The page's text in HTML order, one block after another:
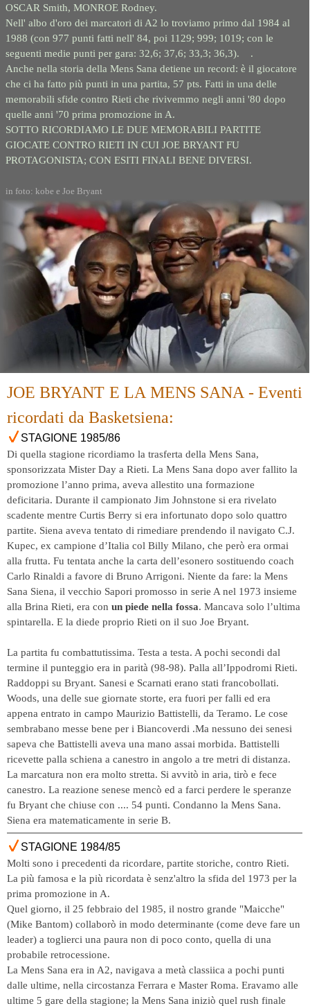
OSCAR Smith, MONROE Rodney.
Nell' albo d'oro dei marcatori di A2 lo troviamo primo dal 1984 al
1988 (con 977 punti fatti nell' 84, poi 1129; 999; 1019; con le
seguenti medie punti per gara: 32,6; 37,6; 33,3; 36,3). .
Anche nella storia della Mens Sana detiene un record: è il giocatore
che ci ha fatto più punti in una partita, 57 pts. Fatti in una delle
memorabili sfide contro Rieti che rivivemmo negli anni '80 dopo
quelle anni '70 prima promozione in A.
SOTTO RICORDIAMO LE DUE MEMORABILI PARTITE
GIOCATE CONTRO RIETI IN CUI JOE BRYANT FU
PROTAGONISTA; CON ESITI FINALI BENE DIVERSI.
in foto: kobe e Joe Bryant
JOE BRYANT E LA MENS SANA - Eventi
ricordati da Basketsiena:
STAGIONE 1985/86
Di quella stagione ricordiamo la trasferta della Mens Sana,
sponsorizzata Mister Day a Rieti. La Mens Sana dopo aver fallito la
promozione l’anno prima, aveva allestito una formazione
deficitaria. Durante il campionato Jim Johnstone si era rivelato
scadente mentre Curtis Berry si era infortunato dopo solo quattro
partite. Siena aveva tentato di rimediare prendendo il navigato C.J.
Kupec, ex campione d’Italia col Billy Milano, che però era ormai
alla frutta. Fu tentata anche la carta dell’esonero sostituendo coach
Carlo Rinaldi a favore di Bruno Arrigoni. Niente da fare: la Mens
Sana Siena, il vecchio Sapori promosso in serie A nel 1973 insieme
alla Brina Rieti, era con un piede nella fossa. Mancava solo l’ultima
spintarella. E la diede proprio Rieti on il suo Joe Bryant.
La partita fu combattutissima. Testa a testa. A pochi secondi dal
termine il punteggio era in parità (98-98). Palla all’Ippodromi Rieti.
Raddoppi su Bryant. Sanesi e Scarnati erano stati francobollati.
Woods, una delle sue giornate storte, era fuori per falli ed era
appena entrato in campo Maurizio Battistelli, da Teramo. Le cose
sembrabano messe bene per i Biancoverdi .Ma nessuno dei senesi
sapeva che Battistelli aveva una mano assai morbida. Battistelli
ricevette palla schiena a canestro in angolo a tre metri di distanza.
La marcatura non era molto stretta. Si avvitò in aria, tirò e fece
canestro. La reazione senese mencò ed a farci perdere le speranze
fu Bryant che chiuse con .... 54 punti. Condanno la Mens Sana.
Siena era matematicamente in serie B.
STAGIONE 1984/85
Molti sono i precedenti da ricordare, partite storiche, contro Rieti.
La più famosa e la più ricordata è senz'altro la sfida del 1973 per la
prima promozione in A.
Quel giorno, il 25 febbraio del 1985, il nostro grande "Maicche"
(Mike Bantom) collaborò in modo determinante (come deve fare un
leader) a toglierci una paura non di poco conto, quella di una
probabile retrocessione.
La Mens Sana era in A2, navigava a metà classiica a pochi punti
dalle ultime, nella circostanza Ferrara e Master Roma. Eravamo alle
ultime 5 gare della stagione; la Mens Sana iniziò quel rush finale